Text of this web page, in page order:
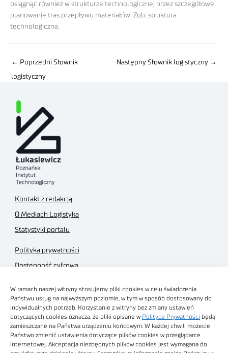
W ramach naszej witryny stosujemy pliki cookies w celu świadczenia
Państwu usług na najwyższym poziomie, w tym w sposób dostosowany do
indywidualnych potrzeb. Korzystanie z witryny bez zmiany ustawień
dotyczących cookies oznacza, że pliki opisane w Polityce Prywatności będą
zamieszczane na Państwa urządzeniu końcowym. W każdej chwili możecie
Państwo zmienić ustawienia dotyczące plików cookies w przeglądarce
internetowej. Akceptacja niezbędnych plików cookies jest wymagana do
osiągnąć również w strukturze technologicznej przez szczegółowe
planowanie tras przepływu materiałów. Zob. struktura
technologiczna.
← Poprzedni Słownik
logistyczny
Następny Słownik logistyczny →
Kontakt z redakcją
O Mediach Logistyka
Statystyki portalu
Polityka prywatności
Dostępność cyfrowa
Regulamin sklepu
Obrazy stockowe